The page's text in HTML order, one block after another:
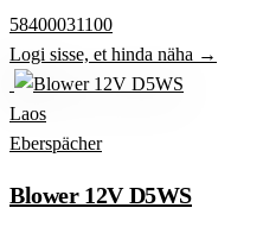
58400031100
Logi sisse, et hinda näha →
Laos
Eberspächer
Blower 12V D5WS